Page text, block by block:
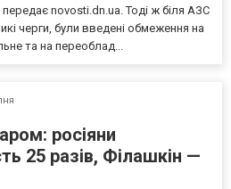
novosti.dn.ua. Тоді ж біля АЗС
черги, були введені обмеження на
та на переоблад...
росіяни
25 разів, Філашкін —